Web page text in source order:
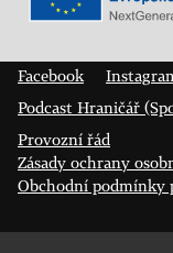
Veřejný sál Hraničář,
Facebook
Podcast Hraničář
Provozní řád
Zásady ochrany
Obchodní podmínky